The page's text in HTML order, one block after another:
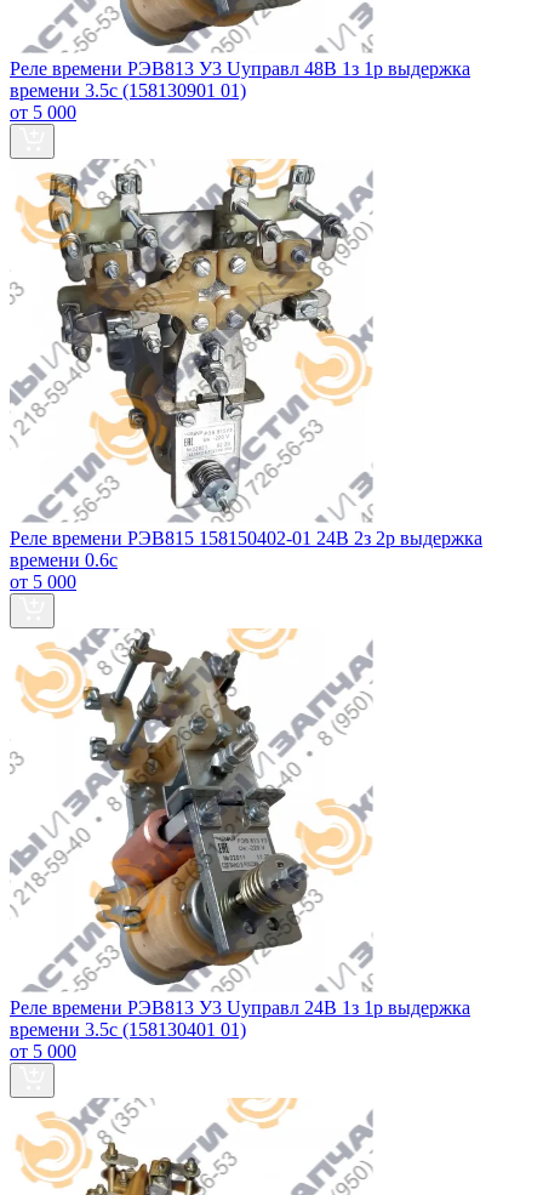
Реле времени РЭВ813 У3 Uуправл 48В 1з 1р выдержка
времени 3.5с (158130901 01)
от 5 000
Реле времени РЭВ815 158150402-01 24В 2з 2р выдержка
времени 0.6с
от 5 000
Реле времени РЭВ813 У3 Uуправл 24В 1з 1р выдержка
времени 3.5с (158130401 01)
от 5 000